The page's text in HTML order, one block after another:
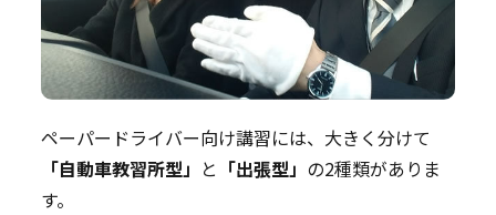
ペーパードライバー向け講習には、大きく分けて
「自動車教習所型」 と 「出張型」 の2種類がありま
す。